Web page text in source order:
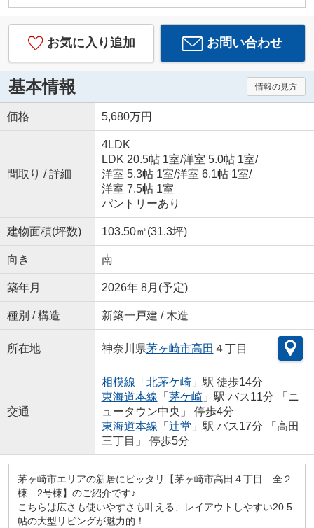
お気に入り追加 お問い合わせ
基本情報 情報の見方
価格 5,680万円
間取り / 詳細
4LDK
LDK 20.5帖 1室/洋室 5.0帖 1室/
洋室 5.3帖 1室/洋室 6.1帖 1室/
洋室 7.5帖 1室
パントリーあり
建物面積(坪数) 103.50㎡(31.3坪)
向き 南
築年月 2026年 8月(予定)
種別 / 構造 新築一戸建 / 木造
所在地 神奈川県茅ヶ崎市高田 ４丁目
交通
相模線 「 北茅ケ崎」駅 徒歩14分
東海道本線 「 茅ケ崎」駅 バス11分 「ニ
ュータウン中央」 停歩4分
東海道本線 「 辻堂 」駅 バス17分 「高田
三丁目」 停歩5分
茅ヶ崎市エリアの新居にピッタリ【茅ヶ崎市高田４丁目 全２
棟 2号棟】のご紹介です♪
こちらは広さも使いやすさも叶える、レイアウトしやすい20.5
帖の大型リビングが魅力的！